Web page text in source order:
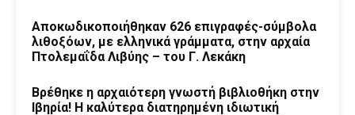
Αποκωδικοποιήθηκαν 626 επιγραφές-σύμβολα
λιθοξόων, με ελληνικά γράμματα, στην αρχαία
Πτολεμαΐδα Λιβύης – του Γ. Λεκάκη
Βρέθηκε η αρχαιότερη γνωστή βιβλιοθήκη στην
Ιβηρία! Η καλύτερα διατηρημένη ιδιωτική